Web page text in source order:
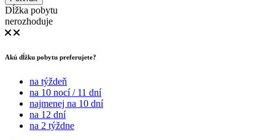
Dĺžka pobytu
nerozhoduje
Akú dĺžku pobytu preferujete?
na týždeň
na 10 nocí / 11 dní
najmenej na 10 dní
na 12 dní
na 2 týždne